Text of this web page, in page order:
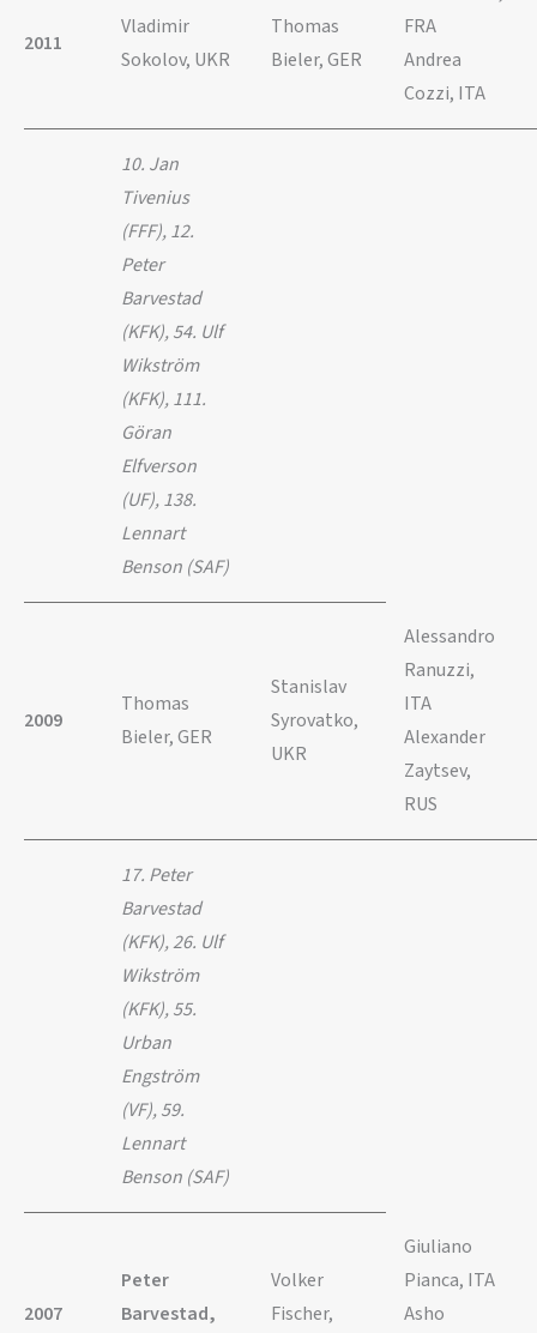
2011
Vladimir
Sokolov, UKR
Thomas
Bieler, GER
FRA
Andrea
Cozzi, ITA
10. Jan
Tivenius
(FFF), 12.
Peter
Barvestad
(KFK), 54. Ulf
Wikström
(KFK), 111.
Göran
Elfverson
(UF), 138.
Lennart
Benson (SAF)
2009
Thomas
Bieler, GER
Stanislav
Syrovatko,
UKR
Alessandro
Ranuzzi,
ITA
Alexander
Zaytsev,
RUS
17. Peter
Barvestad
(KFK), 26. Ulf
Wikström
(KFK), 55.
Urban
Engström
(VF), 59.
Lennart
Benson (SAF)
2007
Peter
Barvestad,
Volker
Fischer,
Giuliano
Pianca, ITA
Asho